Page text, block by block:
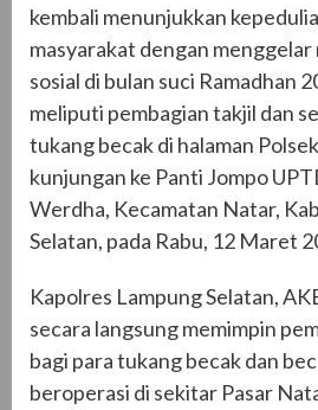
kembali menunjukkan
masyarakat dengan
sosial di bulan suci Ramadhan
meliputi pembagian takjil dan
tukang becak di halaman
kunjungan ke Panti Jompo
Werdha, Kecamatan Natar,
Selatan, pada Rabu, 12 Maret
Kapolres Lampung Selatan,
secara langsung memimpin
bagi para tukang becak dan
beroperasi di sekitar Pasar